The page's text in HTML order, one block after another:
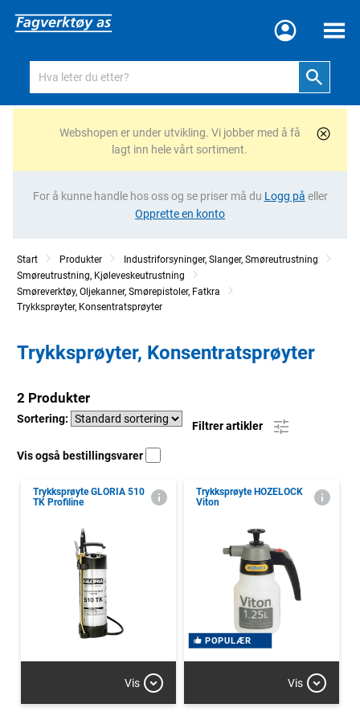
Meny
Webshopen er under utvikling. Vi jobber med å få
lagt inn hele vårt sortiment.
For å kunne handle hos oss og se priser må du Logg på eller
Opprette en konto
Start Produkter
Industriforsyninger, Slanger, Smøreutrustning
Smøreutrustning, Kjøleveskeutrustning
Smøreverktøy, Oljekanner, Smørepistoler, Fatkra
Trykksprøyter, Konsentratsprøyter
Trykksprøyter, Konsentratsprøyter
2 Produkter
Sortering:
Filtrer artikler
Vis også bestillingsvarer
Trykksprøyte GLORIA 510
TK Profiline
Vis
Trykksprøyte HOZELOCK
Viton
POPULÆR
Vis